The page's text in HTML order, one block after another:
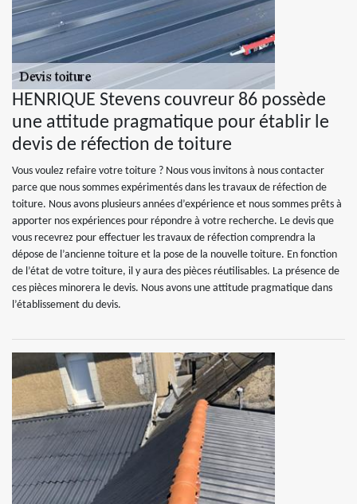
HENRIQUE Stevens couvreur 86 possède
une attitude pragmatique pour établir le
devis de réfection de toiture
Vous voulez refaire votre toiture ? Nous vous invitons à nous contacter
parce que nous sommes expérimentés dans les travaux de réfection de
toiture. Nous avons plusieurs années d’expérience et nous sommes prêts à
apporter nos expériences pour répondre à votre recherche. Le devis que
vous recevrez pour effectuer les travaux de réfection comprendra la
dépose de l’ancienne toiture et la pose de la nouvelle toiture. En fonction
de l’état de votre toiture, il y aura des pièces réutilisables. La présence de
ces pièces minorera le devis. Nous avons une attitude pragmatique dans
l’établissement du devis.